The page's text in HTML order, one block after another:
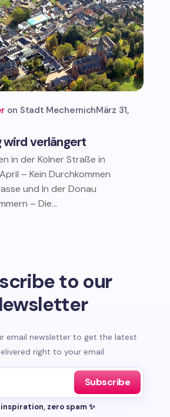
wird verlängert
Stadt MechernichMärz 31,
in der Kölner Straße in
– Kein Durchkommen
und In der Donau
– Die...
to our
email newsletter to get the latest
right to your email.
Subscribe
inspiration, zero spam ✨